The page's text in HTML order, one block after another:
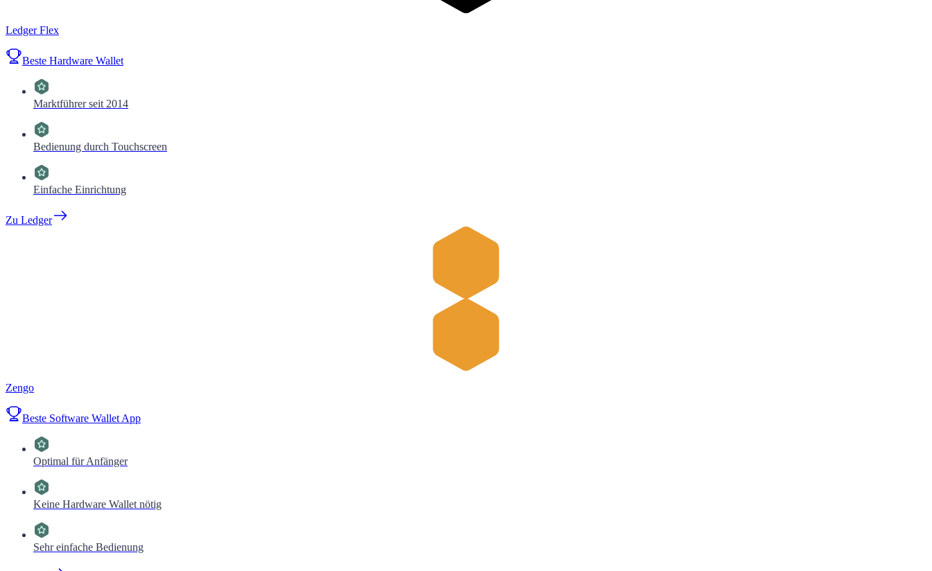
Ledger Flex
Beste Hardware Wallet
Marktführer seit 2014
Bedienung durch Touchscreen
Einfache Einrichtung
Zu Ledger
Zengo
Beste Software Wallet App
Optimal für Anfänger
Keine Hardware Wallet nötig
Sehr einfache Bedienung